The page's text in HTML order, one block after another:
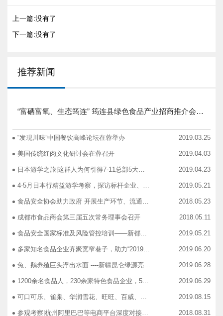
上一篇:没有了
下一篇:没有了
推荐新闻
“富硒富氧、生态筠连” 筠连县绿色食品产业招商推介会圆满举行
“发现川味”中国餐饮高峰论坛在蓉举办 2019.03.25
美国传统红肉文化研讨会在蓉召开 2019.04.03
日本游学之旅|这群人为何引得7-11总部5大高管集团出动 2019.04.23
4-5月日本行精益游学考察，探访标杆企业、解析成功密码 2019.05.21
食品安全协会助力政府 开展生产环节、流通环节、餐饮环节培训会 2018.05.23
成都市食品商会第三届五次常务理事会召开 2018.05.11
食品安全国家标准及风险管控培训——新都站、广汉站、简阳站 2019.05.21
多家知名食品企业齐聚宽窄巷子，助力“2019食品安全宣传周” 2019.06.20
兔、鹅养殖巨头浮出水面 ----新疆昆仑绿源亮相成都餐饮供应链展 引领绿色食材新高度 2019.06.28
1200余名食品人，230余家特色食品企业，50余家新零售平台齐聚成都“搞事情”！ 2019.06.29
可口可乐、雀巢、华润雪花、旺旺、百威、青岛啤酒，销售过亿的经销商等齐聚上海，只为2019中国快消品大会！ 2019.08.15
参观考察|杭州阿里巴巴等电商平台深度对接，仅剩3个名额！ 2018.08.31